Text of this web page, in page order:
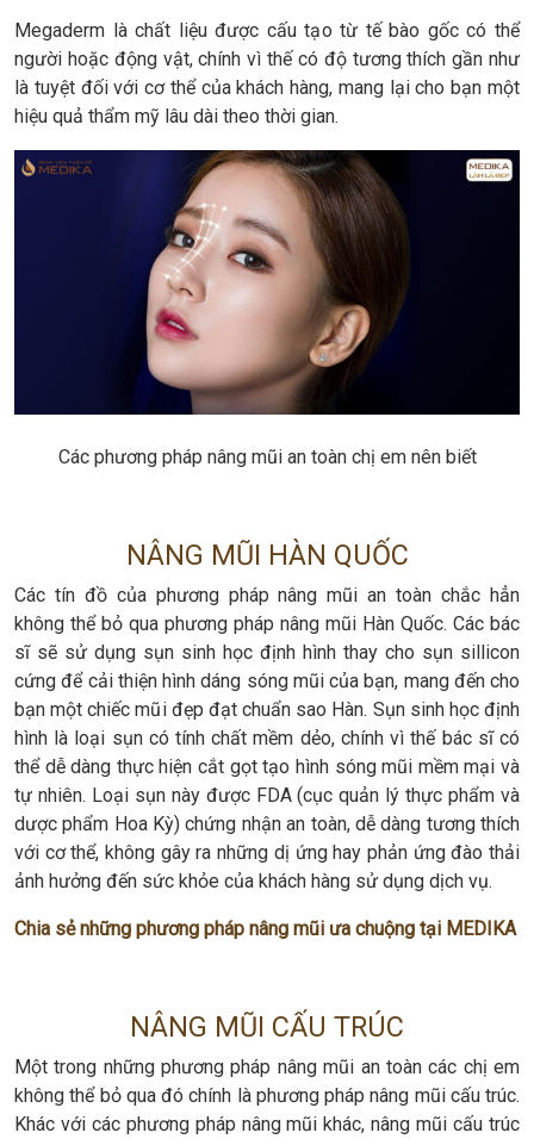
Megaderm là chất liệu được cấu tạo từ tế bào gốc có thể
người hoặc động vật, chính vì thế có độ tương thích gần như
là tuyệt đối với cơ thể của khách hàng, mang lại cho bạn một
hiệu quả thẩm mỹ lâu dài theo thời gian.
Các phương pháp nâng mũi an toàn chị em nên biết
NÂNG MŨI HÀN QUỐC
Các tín đồ của phương pháp nâng mũi an toàn chắc hẳn
không thể bỏ qua phương pháp nâng mũi Hàn Quốc. Các bác
sĩ sẽ sử dụng sụn sinh học định hình thay cho sụn sillicon
cứng để cải thiện hình dáng sóng mũi của bạn, mang đến cho
bạn một chiếc mũi đẹp đạt chuẩn sao Hàn. Sụn sinh học định
hình là loại sụn có tính chất mềm dẻo, chính vì thế bác sĩ có
thể dễ dàng thực hiện cắt gọt tạo hình sóng mũi mềm mại và
tự nhiên. Loại sụn này được FDA (cục quản lý thực phẩm và
dược phẩm Hoa Kỳ) chứng nhận an toàn, dễ dàng tương thích
với cơ thể, không gây ra những dị ứng hay phản ứng đào thải
ảnh hưởng đến sức khỏe của khách hàng sử dụng dịch vụ.
Chia sẻ những phương pháp nâng mũi ưa chuộng tại MEDIKA
NÂNG MŨI CẤU TRÚC
Một trong những phương pháp nâng mũi an toàn các chị em
không thể bỏ qua đó chính là phương pháp nâng mũi cấu trúc.
Khác với các phương pháp nâng mũi khác, nâng mũi cấu trúc